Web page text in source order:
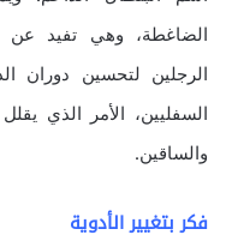
الضاغطة، وهي تفيد
الرجلين لتحسين دوران
السفليين، الأمر الذي
والساقين.
فكر بتغيير الأدوية